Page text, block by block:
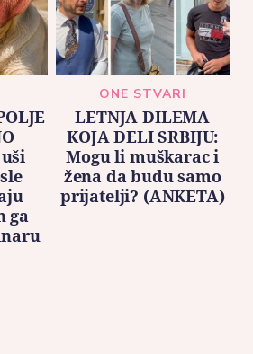
ga
ONE STVARI
LETNJA DILEMA
KOJA DELI SRBIJU:
Mogu li muškarac i
žena da budu samo
prijatelji? (ANKETA)